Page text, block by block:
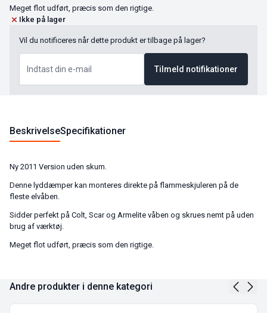
Meget flot udført, præcis som den rigtige.
Ikke på lager
Vil du notificeres når dette produkt er tilbage på lager?
Tilmeld notifikationer
BeskrivelseSpecifikationer
Ny 2011 Version uden skum.
Denne lyddæmper kan monteres direkte på flammeskjuleren på de
fleste elvåben.
Sidder perfekt på Colt, Scar og Armelite våben og skrues nemt på uden
brug af værktøj.
Meget flot udført, præcis som den rigtige.
Andre produkter i denne kategori